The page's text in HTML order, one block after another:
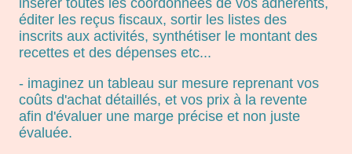
éditer les reçus fiscaux, sortir les listes des
inscrits aux activités, synthétiser le montant des
recettes et des dépenses etc...
- imaginez un tableau sur mesure reprenant vos
coûts d'achat détaillés, et vos prix à la revente
afin d'évaluer une marge précise et non juste
évaluée.